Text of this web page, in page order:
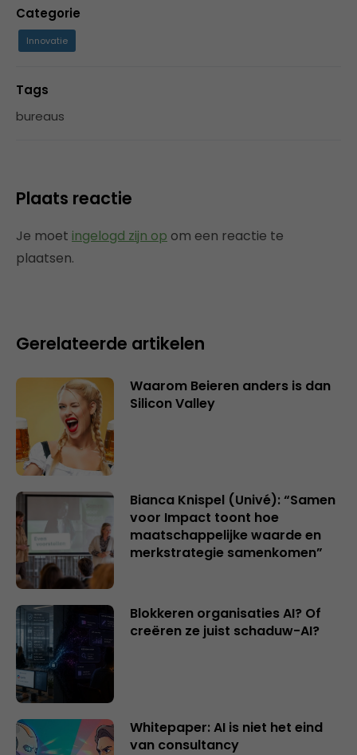
Categorie
Innovatie
Tags
bureaus
Plaats reactie
Je moet ingelogd zijn op om een reactie te
plaatsen.
Gerelateerde artikelen
Waarom Beieren anders is dan
Silicon Valley
Bianca Knispel (Univé): “Samen
voor Impact toont hoe
maatschappelijke waarde en
merkstrategie samenkomen”
Blokkeren organisaties AI? Of
creëren ze juist schaduw-AI?
Whitepaper: AI is niet het eind
van consultancy